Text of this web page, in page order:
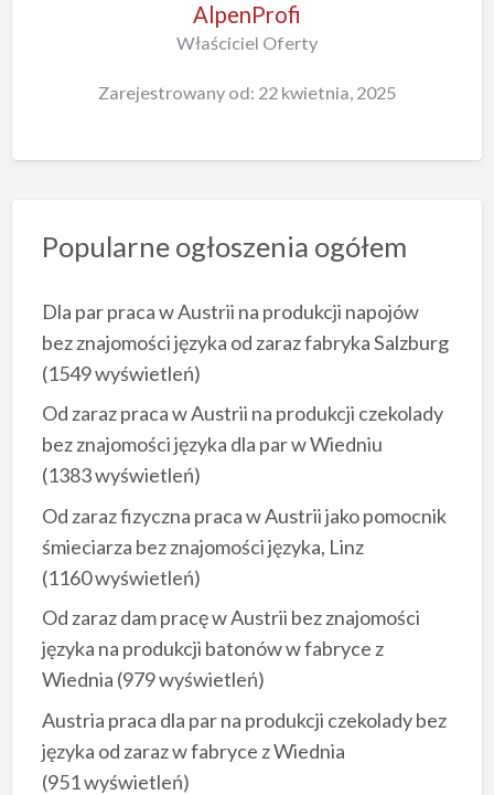
AlpenProfi
Właściciel Oferty
Zarejestrowany od: 22 kwietnia, 2025
Popularne ogłoszenia ogółem
Dla par praca w Austrii na produkcji napojów
bez znajomości języka od zaraz fabryka Salzburg
(1549 wyświetleń)
Od zaraz praca w Austrii na produkcji czekolady
bez znajomości języka dla par w Wiedniu
(1383 wyświetleń)
Od zaraz fizyczna praca w Austrii jako pomocnik
śmieciarza bez znajomości języka, Linz
(1160 wyświetleń)
Od zaraz dam pracę w Austrii bez znajomości
języka na produkcji batonów w fabryce z
Wiednia (979 wyświetleń)
Austria praca dla par na produkcji czekolady bez
języka od zaraz w fabryce z Wiednia
(951 wyświetleń)